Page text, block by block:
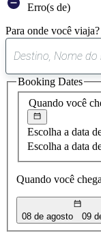
Erro(s de)
Para onde você viaja?
Quando você
Escolha a data
Escolha a data
Quando você
08 de agosto 09
Booking Dates